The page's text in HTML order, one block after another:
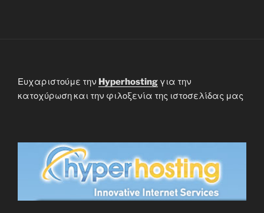
Ευχαριστούμε την Hyperhosting για την
κατοχύρωση και την φιλοξενία της ιστοσελίδας μας